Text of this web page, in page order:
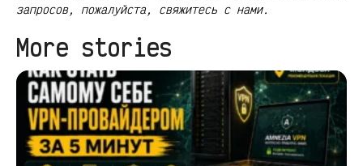
запросов, пожалуйста, свяжитесь с нами.
More stories